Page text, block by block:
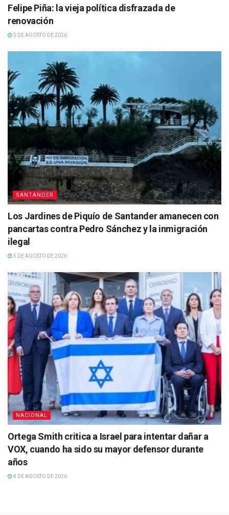
Felipe Piña: la vieja política disfrazada de
renovación
5 DE AGOSTO DE 2026
SANTANDER
Los Jardines de Piquío de Santander amanecen con
pancartas contra Pedro Sánchez y la inmigración
ilegal
5 DE AGOSTO DE 2026
NACIONAL
Ortega Smith critica a Israel para intentar dañar a
VOX, cuando ha sido su mayor defensor durante
años
4 DE AGOSTO DE 2026